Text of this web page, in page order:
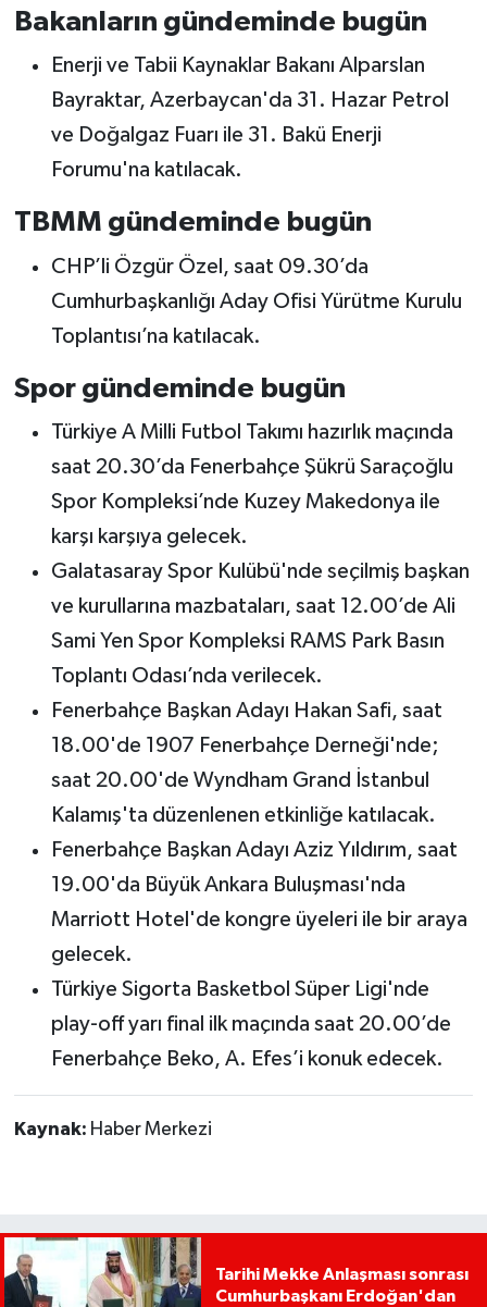
Bakanların gündeminde bugün
Enerji ve Tabii Kaynaklar Bakanı Alparslan
Bayraktar, Azerbaycan'da 31. Hazar Petrol
ve Doğalgaz Fuarı ile 31. Bakü Enerji
Forumu'na katılacak.
TBMM gündeminde bugün
CHP’li Özgür Özel, saat 09.30’da
Cumhurbaşkanlığı Aday Ofisi Yürütme Kurulu
Toplantısı’na katılacak.
Spor gündeminde bugün
Türkiye A Milli Futbol Takımı hazırlık maçında
saat 20.30’da Fenerbahçe Şükrü Saraçoğlu
Spor Kompleksi’nde Kuzey Makedonya ile
karşı karşıya gelecek.
Galatasaray Spor Kulübü'nde seçilmiş başkan
ve kurullarına mazbataları, saat 12.00’de Ali
Sami Yen Spor Kompleksi RAMS Park Basın
Toplantı Odası’nda verilecek.
Fenerbahçe Başkan Adayı Hakan Safi, saat
18.00'de 1907 Fenerbahçe Derneği'nde;
saat 20.00'de Wyndham Grand İstanbul
Kalamış'ta düzenlenen etkinliğe katılacak.
Fenerbahçe Başkan Adayı Aziz Yıldırım, saat
19.00'da Büyük Ankara Buluşması'nda
Marriott Hotel'de kongre üyeleri ile bir araya
gelecek.
Türkiye Sigorta Basketbol Süper Ligi'nde
play-off yarı final ilk maçında saat 20.00’de
Fenerbahçe Beko, A. Efes’i konuk edecek.
Kaynak: Haber Merkezi
Tarihi Mekke Anlaşması sonrası
Cumhurbaşkanı Erdoğan'dan